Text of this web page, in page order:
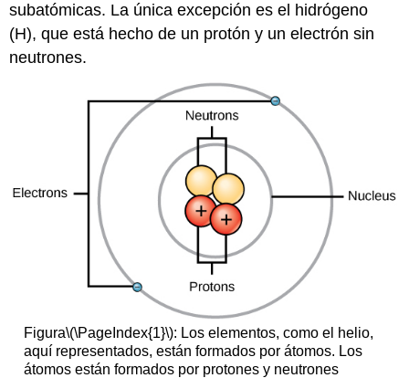
subatómicas. La única excepción es el hidrógeno
(H), que está hecho de un protón y un electrón sin
neutrones.
Figura\(\PageIndex{1}\): Los elementos, como el helio,
aquí representados, están formados por átomos. Los
átomos están formados por protones y neutrones